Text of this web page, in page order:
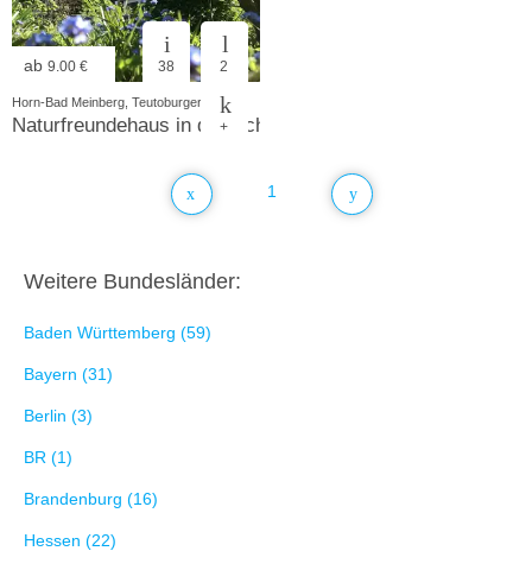
ab 9.00 € 38 2
+
Horn-Bad Meinberg, Teutoburger Wald
Naturfreundehaus in der Schnat
1
Weitere Bundesländer:
Baden Württemberg (59)
Bayern (31)
Berlin (3)
BR (1)
Brandenburg (16)
Hessen (22)